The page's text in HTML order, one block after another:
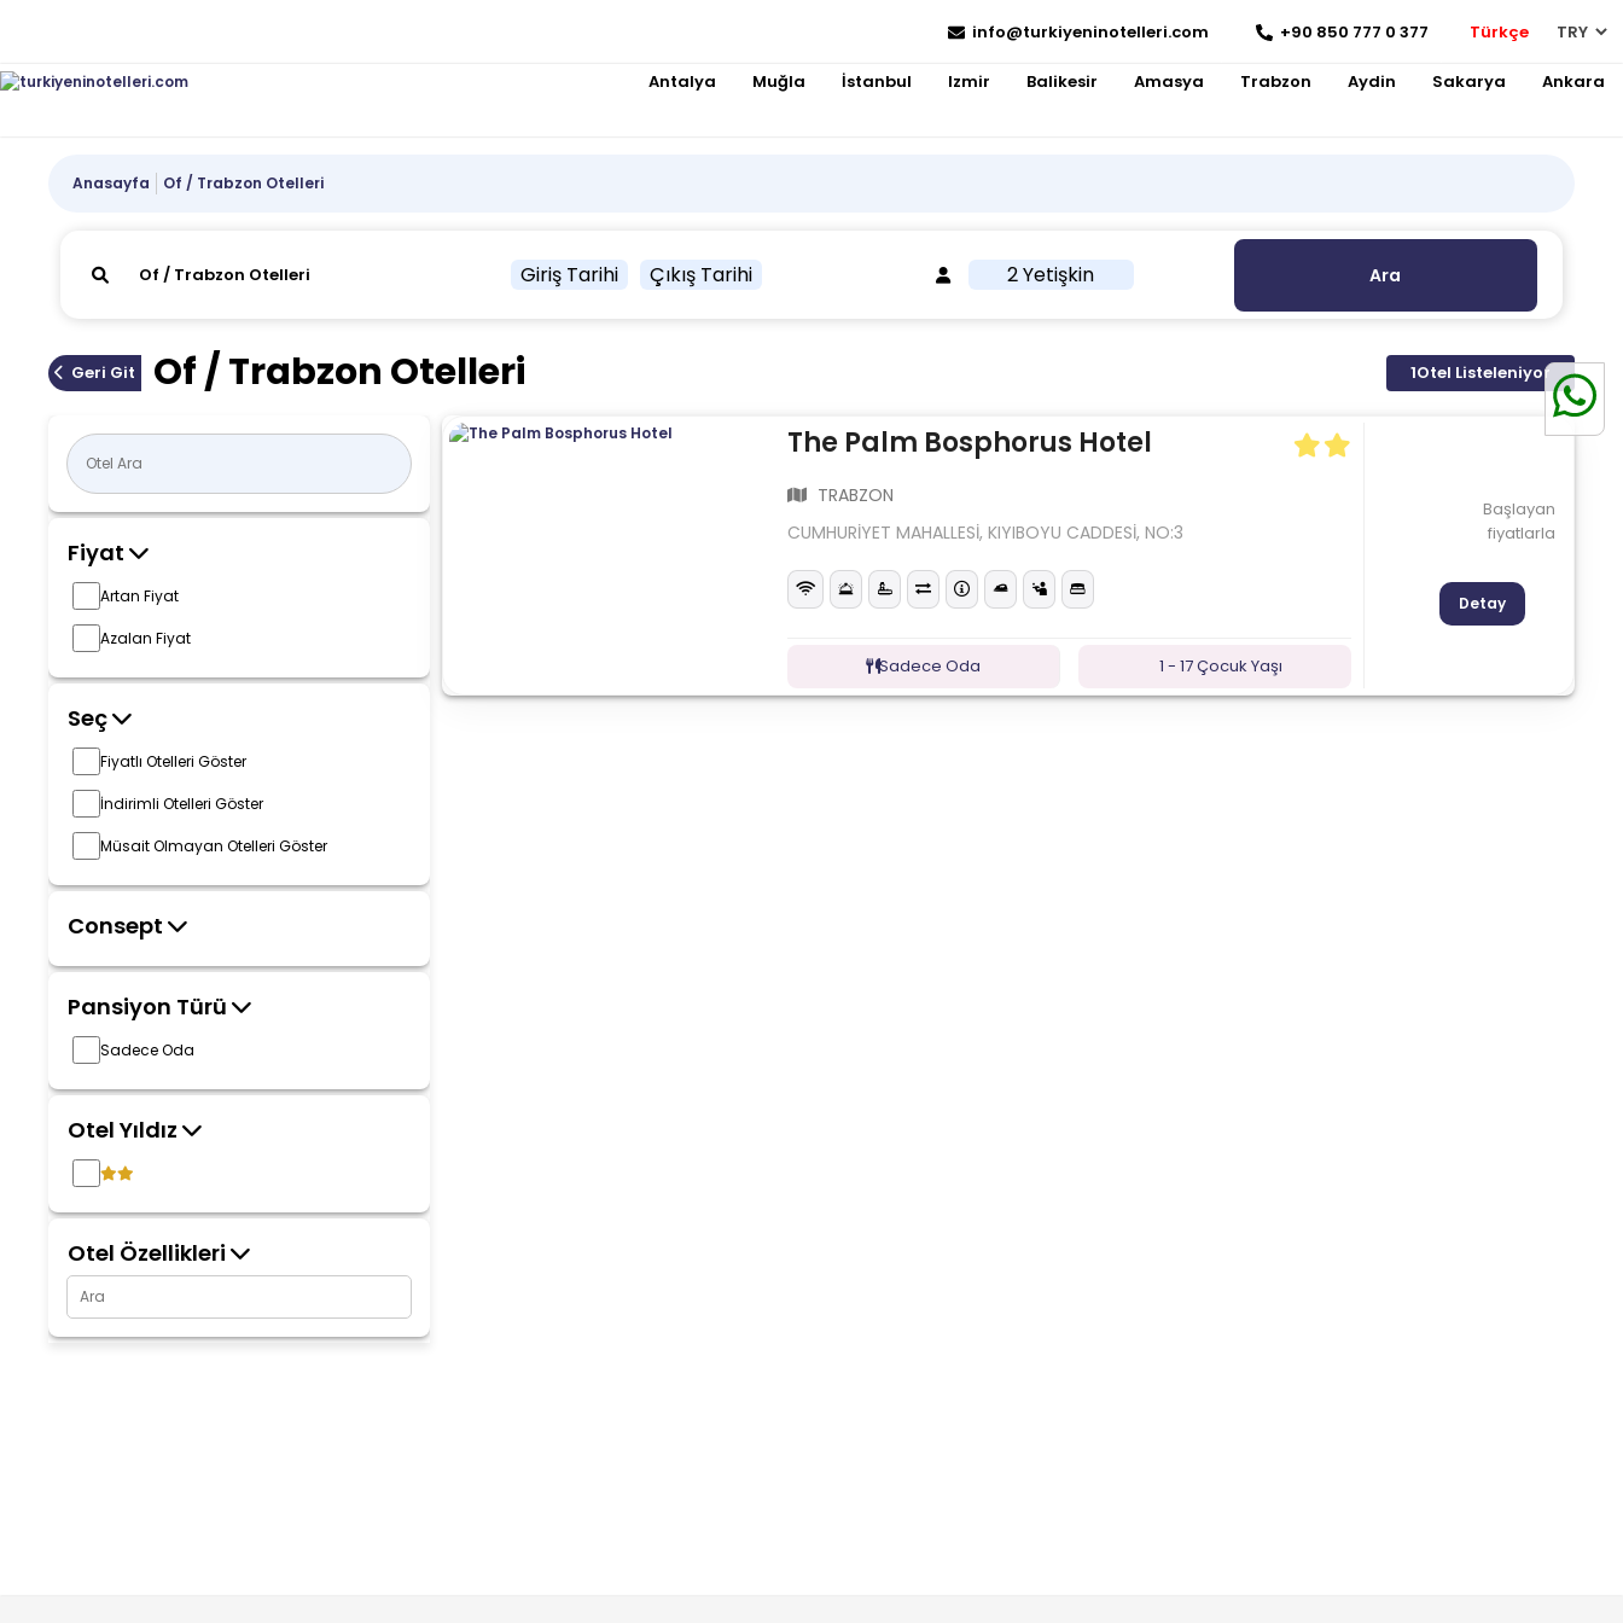
info@turkiyeninotelleri.com +90 850 777 0 377 Türkçe
Antalya Muğla İstanbul Izmir Balikesir Amasya Trabzon Aydin Sakarya Ankara
Anasayfa Of / Trabzon Otelleri
Giriş Tarihi Çıkış Tarihi 2 Yetişkin Ara
Geri Git Of / Trabzon Otelleri 1Otel Listeleniyor
Fiyat
Artan Fiyat
Azalan Fiyat
Seç
Fiyatlı Otelleri Göster
İndirimli Otelleri Göster
Müsait Olmayan Otelleri Göster
Consept
Pansiyon Türü
Sadece Oda
Otel Yıldız
Otel Özellikleri
The Palm Bosphorus Hotel
TRABZON
CUMHURİYET MAHALLESİ, KIYIBOYU CADDESİ, NO:3
Sadece Oda 1 - 17 Çocuk Yaşı
Başlayan
fiyatlarla
Detay